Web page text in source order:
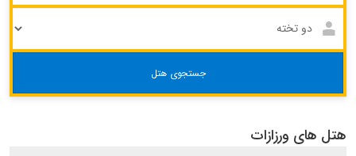
جستجوی هتل
هتل های ورزازات